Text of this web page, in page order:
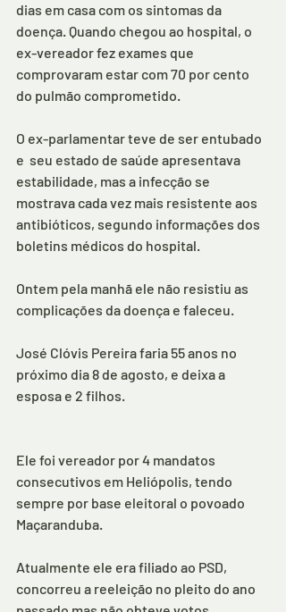
dias em casa com os sintomas da
doença. Quando chegou ao hospital, o
ex-vereador fez exames que
comprovaram estar com 70 por cento
do pulmão comprometido.
O ex-parlamentar teve de ser entubado
e  seu estado de saúde apresentava
estabilidade, mas a infecção se
mostrava cada vez mais resistente aos
antibióticos, segundo informações dos
boletins médicos do hospital.
Ontem pela manhã ele não resistiu as
complicações da doença e faleceu.
José Clóvis Pereira faria 55 anos no
próximo dia 8 de agosto, e deixa a
esposa e 2 filhos.
Ele foi vereador por 4 mandatos
consecutivos em Heliópolis, tendo
sempre por base eleitoral o povoado
Maçaranduba.
Atualmente ele era filiado ao PSD,
concorreu a reeleição no pleito do ano